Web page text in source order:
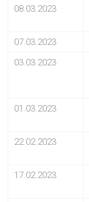
08.03.2023
07.03.2023
03.03.2023
01.03.2023
22.02.2023
17.02.2023